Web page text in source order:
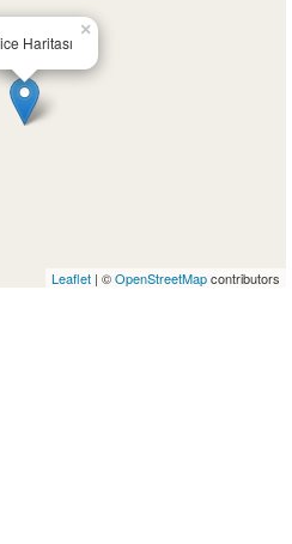
Haritası
×
Leaflet | ©OpenStreetMapcontributors